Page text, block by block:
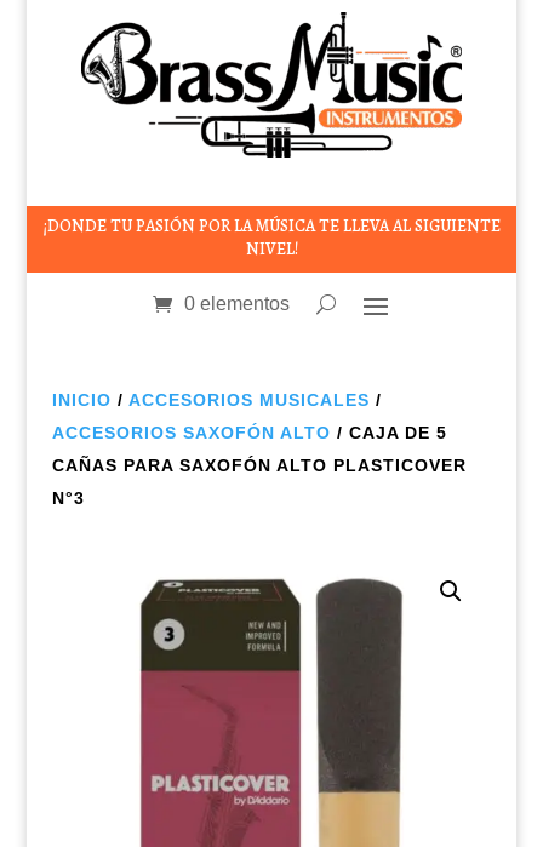
¡DONDE TU PASIÓN POR LA MÚSICA TE LLEVA AL SIGUIENTE
NIVEL!
0 elementos
INICIO / ACCESORIOS MUSICALES /
ACCESORIOS SAXOFÓN ALTO / CAJA DE 5
CAÑAS PARA SAXOFÓN ALTO PLASTICOVER
N°3